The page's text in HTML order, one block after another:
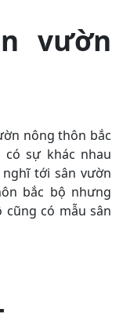
vườn
nông thôn bắc
sự khác nhau
tới sân vườn
bắc bộ nhưng
cũng có mẫu sân